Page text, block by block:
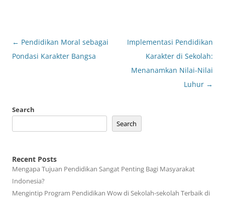
Post
navigation
← Pendidikan Moral sebagai
Pondasi Karakter Bangsa
Implementasi Pendidikan
Karakter di Sekolah:
Menanamkan Nilai-Nilai
Luhur →
Search
Search
Recent Posts
Mengapa Tujuan Pendidikan Sangat Penting Bagi Masyarakat
Indonesia?
Mengintip Program Pendidikan Wow di Sekolah-sekolah Terbaik di